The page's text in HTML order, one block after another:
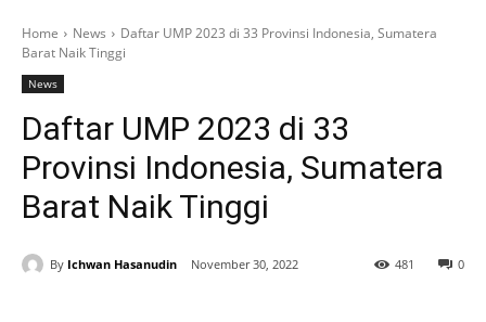
Home News
Daftar UMP 2023 di 33 Provinsi Indonesia, Sumatera
Barat Naik Tinggi
News
Daftar UMP 2023 di 33
Provinsi Indonesia, Sumatera
Barat Naik Tinggi
By Ichwan Hasanudin November 30, 2022 0
481